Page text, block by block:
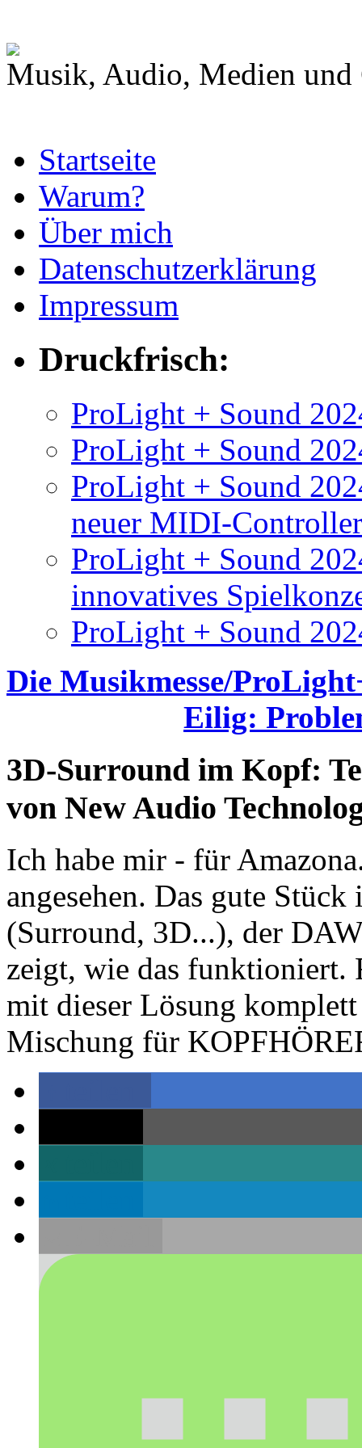
Musik, Audio, Medien und
Startseite
Warum?
Über mich
Datenschutzerklärung
Impressum
Druckfrisch:
ProLight + Sound
ProLight + Sound
ProLight + Sound
neuer MIDI-Controller
ProLight + Sound
innovatives
ProLight + Sound
Die Musikmesse/
Eilig:
3D-Surround im Kopf:
von New Audio
Ich habe mir - für
angesehen. Das gute
(Surround, 3D...), der
zeigt, wie das funktioniert.
mit dieser Lösung
Mischung für